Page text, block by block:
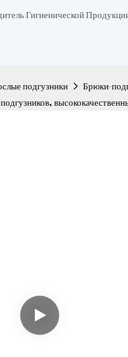
Гигиенической
подгузники
Брюки-